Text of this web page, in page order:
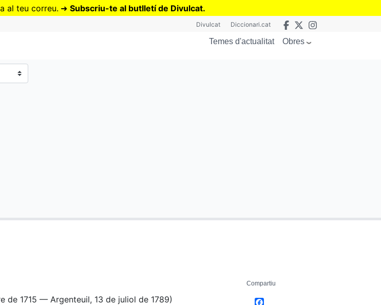
Vés
al teu correu. ➜ Subscriu-te al butlletí de Divulcat.
Divulcat Diccionari.cat
Temes d'actualitat Obres
de 1715 — Argenteuil, 13 de juliol de 1789)
Compartiu